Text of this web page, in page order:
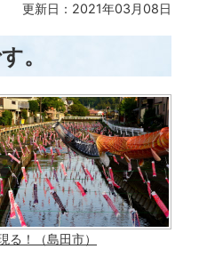
更新日：2021年03月08日
。
る！（島田市）